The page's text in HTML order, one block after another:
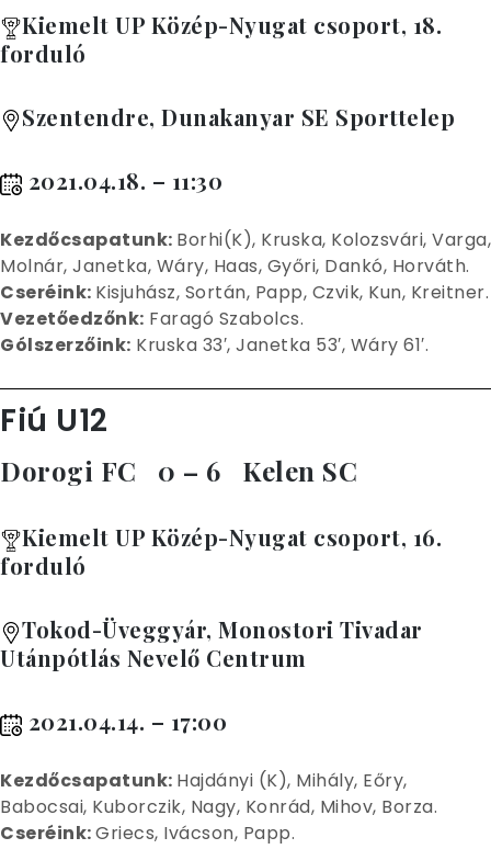
Kiemelt UP Közép-Nyugat csoport, 18.
forduló
Szentendre, Dunakanyar SE Sporttelep
2021.04.18. – 11:30
Kezdőcsapatunk: Borhi(K), Kruska, Kolozsvári, Varga,
Molnár, Janetka, Wáry, Haas, Győri, Dankó, Horváth.
Cseréink: Kisjuhász, Sortán, Papp, Czvik, Kun, Kreitner.
Vezetőedzőnk: Faragó Szabolcs.
Gólszerzőink: Kruska 33′, Janetka 53′, Wáry 61′.
Fiú U12
Dorogi FC 0 – 6 Kelen SC
Kiemelt UP Közép-Nyugat csoport, 16.
forduló
Tokod-Üveggyár, Monostori Tivadar
Utánpótlás Nevelő Centrum
2021.04.14. – 17:00
Kezdőcsapatunk: Hajdányi (K), Mihály, Eőry,
Babocsai, Kuborczik, Nagy, Konrád, Mihov, Borza.
Cseréink:Griecs, Ivácson, Papp.